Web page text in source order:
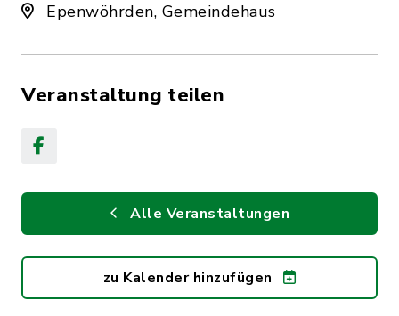
Epenwöhrden, Gemeindehaus
Veranstaltung teilen
Alle Veranstaltungen
zu Kalender hinzufügen